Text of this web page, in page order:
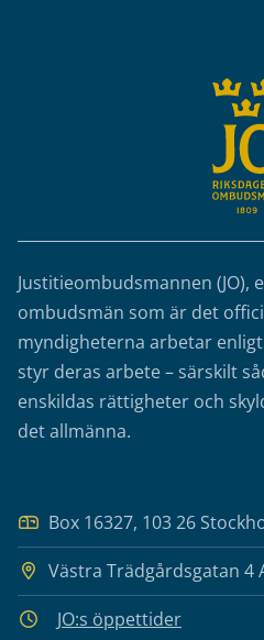
Justitieombudsmannen (JO),
ombudsmän som är det
myndigheterna arbetar
styr deras arbete – särskilt
enskildas rättigheter och
det allmänna.
Box 16327, 103 26
Västra Trädgårdsgatan 4
JO:s öppettider